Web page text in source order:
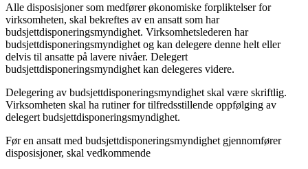
Alle disposisjoner som medfører økonomiske forpliktelser for
virksomheten, skal bekreftes av en ansatt som har
budsjettdisponeringsmyndighet. Virksomhetslederen har
budsjettdisponeringsmyndighet og kan delegere denne helt eller
delvis til ansatte på lavere nivåer. Delegert
budsjettdisponeringsmyndighet kan delegeres videre.
Delegering av budsjettdisponeringsmyndighet skal være skriftlig.
Virksomheten skal ha rutiner for tilfredsstillende oppfølging av
delegert budsjettdisponeringsmyndighet.
Før en ansatt med budsjettdisponeringsmyndighet gjennomfører
disposisjoner, skal vedkommende